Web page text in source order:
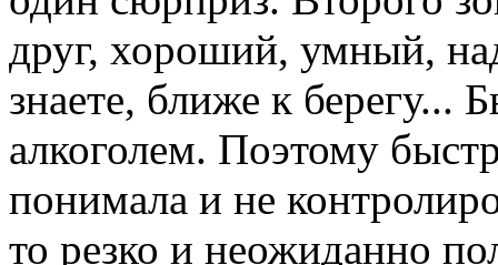
друг, хороший, умный,
знаете, ближе к
алкоголем. Поэтому
понимала и не
то резко и неожиданно